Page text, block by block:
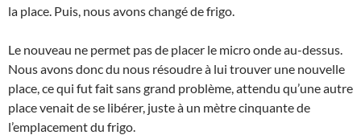
la place. Puis, nous avons changé de frigo.
Le nouveau ne permet pas de placer le micro onde au-dessus.
Nous avons donc du nous résoudre à lui trouver une nouvelle
place, ce qui fut fait sans grand problème, attendu qu’une autre
place venait de se libérer, juste à un mètre cinquante de
l’emplacement du frigo.